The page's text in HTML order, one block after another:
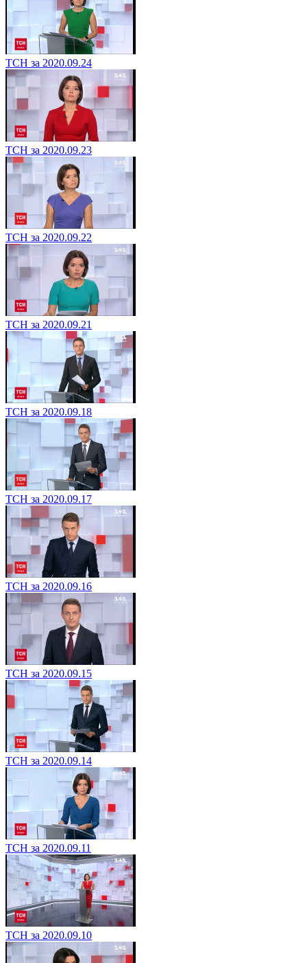
ТСН за 2020.09.24
ТСН за 2020.09.23
ТСН за 2020.09.22
ТСН за 2020.09.21
ТСН за 2020.09.18
ТСН за 2020.09.17
ТСН за 2020.09.16
ТСН за 2020.09.15
ТСН за 2020.09.14
ТСН за 2020.09.11
ТСН за 2020.09.10